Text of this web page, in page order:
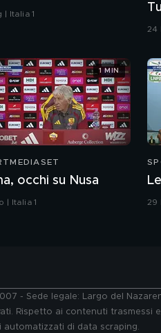
| Italia 1
24
occhi su Nusa
| Italia 1
1 MIN
29
- Sede legale: Largo del
Rispetto ai contenuti
di data scraping.